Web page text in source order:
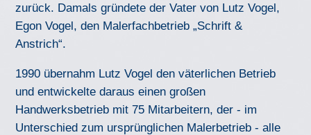
zurück. Damals gründete der Vater von Lutz Vogel,
Egon Vogel, den Malerfachbetrieb „Schrift &
Anstrich“.
1990 übernahm Lutz Vogel den väterlichen Betrieb
und entwickelte daraus einen großen
Handwerksbetrieb mit 75 Mitarbeitern, der - im
Unterschied zum ursprünglichen Malerbetrieb - alle